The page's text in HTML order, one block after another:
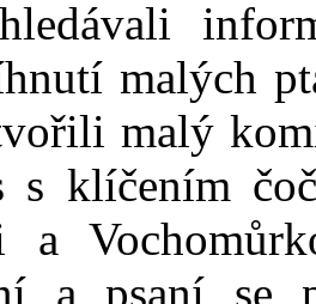
malých
malý
s klíčením
a
a psaní se